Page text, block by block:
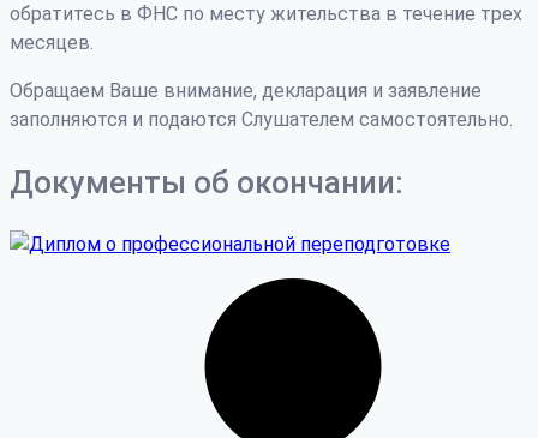
обратитесь в ФНС по месту жительства в течение трех
месяцев.
Обращаем Ваше внимание, декларация и заявление
заполняются и подаются Слушателем самостоятельно.
Документы об окончании: